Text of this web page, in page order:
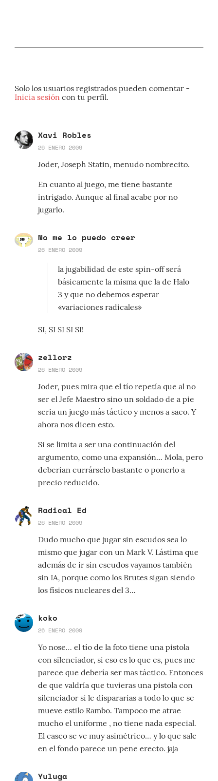
Solo los usuarios registrados pueden comentar -
Inicia sesión con tu perfil.
Xavi Robles
26 ENERO 2009
Joder, Joseph Statin, menudo nombrecito.
En cuanto al juego, me tiene bastante
intrigado. Aunque al final acabe por no
jugarlo.
No me lo puedo creer
26 ENERO 2009
la jugabilidad de este spin-off será
básicamente la misma que la de Halo
3 y que no debemos esperar
«variaciones radicales»
SI, SI SI SI SI!
zellorz
26 ENERO 2009
Joder, pues mira que el tío repetía que al no
ser el Jefe Maestro sino un soldado de a pie
sería un juego más táctico y menos a saco. Y
ahora nos dicen esto.
Si se limita a ser una continuación del
argumento, como una expansión… Mola, pero
deberían currárselo bastante o ponerlo a
precio reducido.
Radical Ed
26 ENERO 2009
Dudo mucho que jugar sin escudos sea lo
mismo que jugar con un Mark V. Lástima que
además de ir sin escudos vayamos también
sin IA, porque como los Brutes sigan siendo
los físicos nucleares del 3…
koko
26 ENERO 2009
Yo nose… el tío de la foto tiene una pistola
con silenciador, si eso es lo que es, pues me
parece que debería ser mas táctico. Entonces
de que valdría que tuvieras una pistola con
silenciador si le dispararías a todo lo que se
mueve estilo Rambo. Tampoco me atrae
mucho el uniforme , no tiene nada especial.
El casco se ve muy asimétrico… y lo que sale
en el fondo parece un pene erecto. jaja
Yuluga